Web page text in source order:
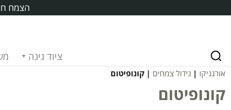
הצמח
ציוד גינה
אורגניקו | גידול צמחים | קונופיטום
קונופיטום